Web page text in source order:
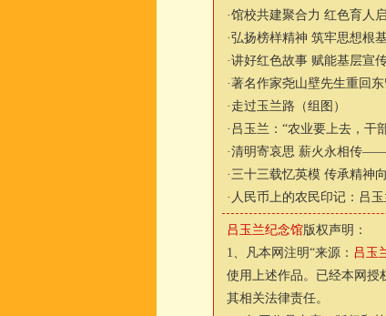
·馆校共建聚合力 红色育人
·弘扬榜样精神 筑牢思想根
·讲好红色故事 赋能基层宣
·著名作家尧山壁先生重回东
· 走过玉兰路（组图）
· 吕玉兰：“农业要上去，干
·清明寄哀思 薪火永相传——
·三十三载忆英模 传承精神
· 人民币上的农民印记：吕
吕玉兰纪念馆版权声明：
1、凡本网注明“来源： 吕玉
使用上述作品。已经本网授
其相关法律责任。